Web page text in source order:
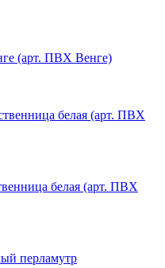
(арт. ПВХ Венге)
белая (арт. ПВХ
белая (арт. ПВХ
перламутр